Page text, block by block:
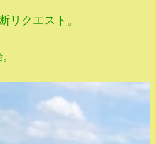
リクエスト。